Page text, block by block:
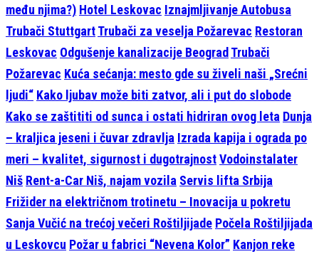
među njima?) Hotel Leskovac Iznajmljivanje Autobusa
Trubači StuttgartTrubači za veselja Požarevac Restoran
Leskovac Odgušenje kanalizacije Beograd Trubači
Požarevac Kuća sećanja: mesto gde su živeli naši „Srećni
ljudi“ Kako ljubav može biti zatvor, ali i put do slobode
Kako se zaštititi od sunca i ostati hidriran ovog leta Dunja
– kraljica jeseni i čuvar zdravlja Izrada kapija i ograda po
meri – kvalitet, sigurnost i dugotrajnostVodoinstalater
Niš Rent-a-Car Niš, najam vozila Servis lifta Srbija
Frižider na električnom trotinetu – Inovacija u pokretu
Sanja Vučić na trećoj večeri Roštiljijade Počela Roštiljijada
u Leskovcu Požar u fabrici “Nevena Kolor” Kanjon reke